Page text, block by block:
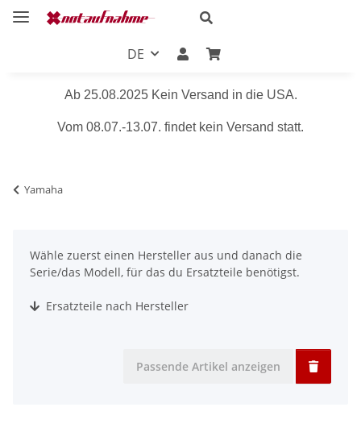
DE
Ab 25.08.2025 Kein Versand in die USA.
Vom 08.07.-13.07. findet kein Versand statt.
Yamaha
Wähle zuerst einen Hersteller aus und danach die
Serie/das Modell, für das du Ersatzteile benötigst.
Ersatzteile nach Hersteller
Passende Artikel anzeigen